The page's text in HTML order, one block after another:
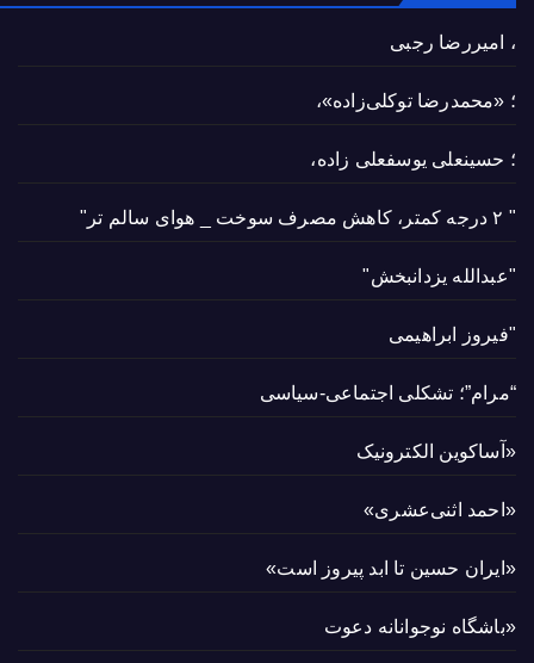
، امیررضا رجبی
؛ «محمدرضا توکلی‌زاده»،
؛ حسینعلی یوسفعلی زاده،
" ۲ درجه کمتر، کاهش مصرف سوخت _ هوای سالم تر"
"عبدالله یزدانبخش"
"فیروز ابراهیمی
“مرام”؛ تشکلی اجتماعی-سیاسی
«آساکوین الکترونیک
«احمد اثنی‌عشری»
«ایران حسین تا ابد پیروز است»
«باشگاه نوجوانانه دعوت